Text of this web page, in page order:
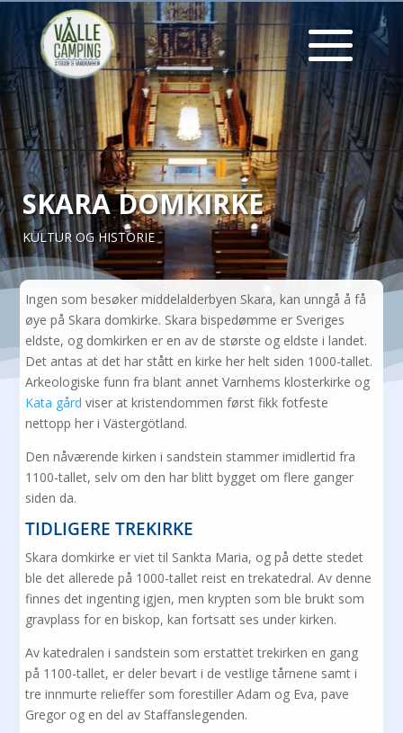
SKARA DOMKIRKE
KULTUR OG HISTORIE
Ingen som besøker middelalderbyen Skara, kan unngå å få
øye på Skara domkirke. Skara bispedømme er Sveriges
eldste, og domkirken er en av de største og eldste i landet.
Det antas at det har stått en kirke her helt siden 1000-tallet.
Arkeologiske funn fra blant annet Varnhems klosterkirke og
Kata gård viser at kristendommen først fikk fotfeste
nettopp her i Västergötland.
Den nåværende kirken i sandstein stammer imidlertid fra
1100-tallet, selv om den har blitt bygget om flere ganger
siden da.
TIDLIGERE TREKIRKE
Skara domkirke er viet til Sankta Maria, og på dette stedet
ble det allerede på 1000-tallet reist en trekatedral. Av denne
finnes det ingenting igjen, men krypten som ble brukt som
gravplass for en biskop, kan fortsatt ses under kirken.
Av katedralen i sandstein som erstattet trekirken en gang
på 1100-tallet, er deler bevart i de vestlige tårnene samt i
tre innmurte relieffer som forestiller Adam og Eva, pave
Gregor og en del av Staffanslegenden.